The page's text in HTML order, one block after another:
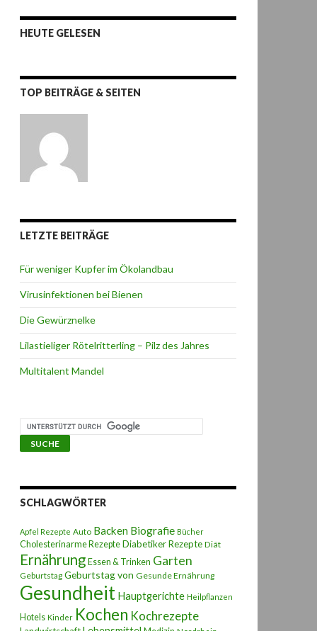
HEUTE GELESEN
TOP BEITRÄGE & SEITEN
LETZTE BEITRÄGE
Für weniger Kupfer im Ökolandbau
Virusinfektionen bei Bienen
Die Gewürznelke
Lilastieliger Rötelritterling – Pilz des Jahres
Multitalent Mandel
SCHLAGWÖRTER
Apfel Rezepte Auto Backen Biografie Bücher
Cholesterinarme Rezepte Diabetiker Rezepte Diät
Ernährung Essen & Trinken Garten
Geburtstag Geburtstag von Gesunde Ernährung
Gesundheit Hauptgerichte Heilpflanzen
Hotels Kinder Kochen Kochrezepte